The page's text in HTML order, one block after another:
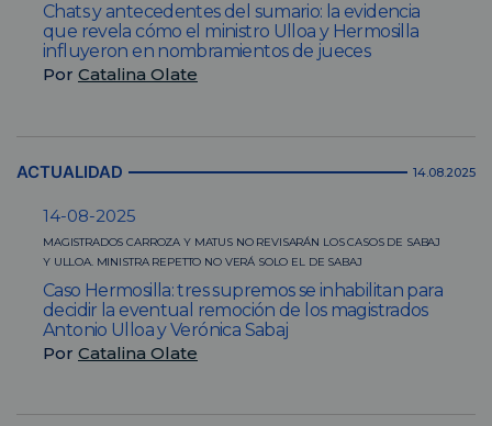
Chats y antecedentes del sumario: la evidencia
que revela cómo el ministro Ulloa y Hermosilla
influyeron en nombramientos de jueces
Por Catalina Olate
ACTUALIDAD 14.08.2025
14-08-2025
MAGISTRADOS CARROZA Y MATUS NO REVISARÁN LOS CASOS DE SABAJ
Y ULLOA. MINISTRA REPETTO NO VERÁ SOLO EL DE SABAJ
Caso Hermosilla: tres supremos se inhabilitan para
decidir la eventual remoción de los magistrados
Antonio Ulloa y Verónica Sabaj
Por Catalina Olate